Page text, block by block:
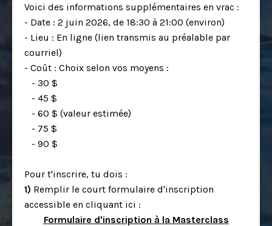
Voici des informations supplémentaires en vrac :
- Date : 2 juin 2026, de 18:30 à 21:00 (environ)
- Lieu : En ligne (lien transmis au préalable par
courriel)
- Coût : Choix selon vos moyens :
- 30 $
- 45 $
- 60 $ (valeur estimée)
- 75 $
- 90 $
Pour t'inscrire, tu dois :
1) Remplir le court formulaire d'inscription
accessible en cliquant ici :
Formulaire d'inscription à la Masterclass